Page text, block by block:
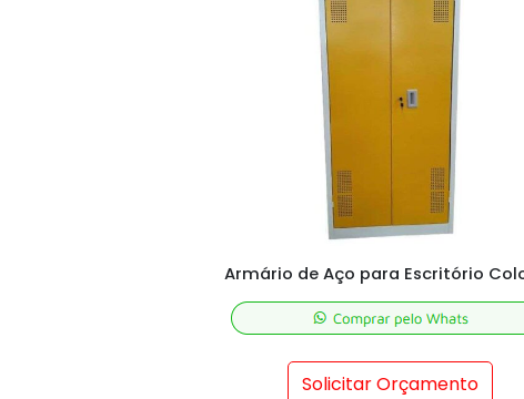
Solicitar Orçamento